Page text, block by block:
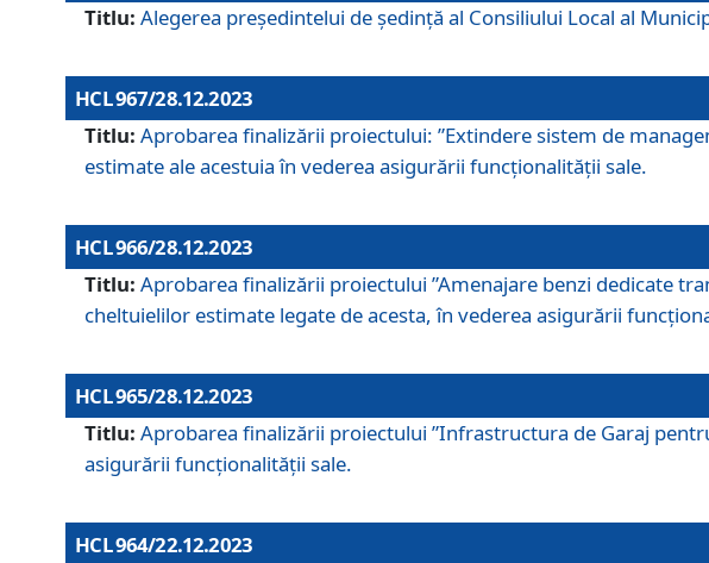
Titlu: Alegerea preşedintelui de şedinţă al Consiliului Local al
HCL 967/28.12.2023
Titlu: Aprobarea finalizării proiectului: ”Extindere sistem de
estimate ale acestuia în vederea asigurării funcționalității sale.
HCL 966/28.12.2023
Titlu: Aprobarea finalizării proiectului ”Amenajare benzi dedicate
cheltuielilor estimate legate de acesta, în vederea asigurării
HCL 965/28.12.2023
Titlu: Aprobarea finalizării proiectului ”Infrastructura de Garaj
asigurării funcționalității sale.
HCL 964/22.12.2023